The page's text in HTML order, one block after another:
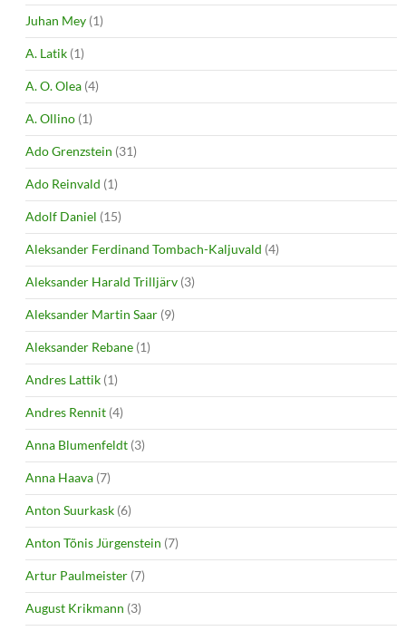
Juhan Mey (1)
A. Latik (1)
A. O. Olea (4)
A. Ollino (1)
Ado Grenzstein (31)
Ado Reinvald (1)
Adolf Daniel (15)
Aleksander Ferdinand Tombach-Kaljuvald (4)
Aleksander Harald Trilljärv (3)
Aleksander Martin Saar (9)
Aleksander Rebane (1)
Andres Lattik (1)
Andres Rennit (4)
Anna Blumenfeldt (3)
Anna Haava (7)
Anton Suurkask (6)
Anton Tõnis Jürgenstein (7)
Artur Paulmeister (7)
August Krikmann (3)